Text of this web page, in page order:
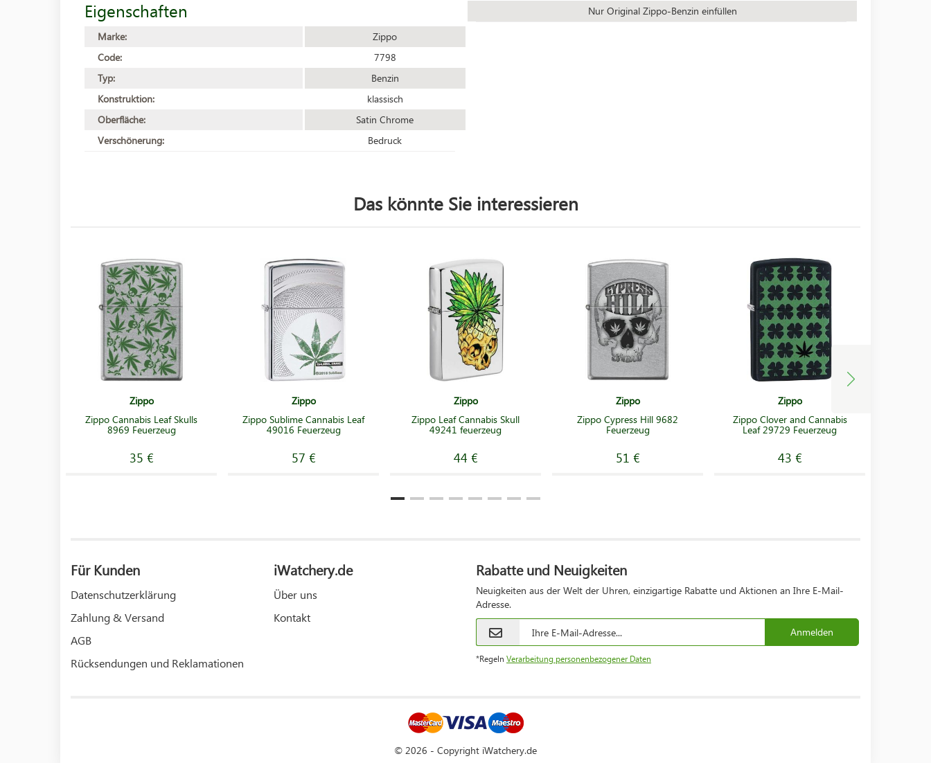
Eigenschaften
Marke:
Zippo
Code:
7798
Typ:
Benzin
Konstruktion:
klassisch
Oberfläche:
Satin Chrome
Verschönerung:
Bedruck
Nur Original Zippo-Benzin einfüllen
Das könnte Sie interessieren
Zippo
Zippo Cannabis Leaf Skulls
8969 Feuerzeug
35 €
Zippo
Zippo Sublime Cannabis Leaf
49016 Feuerzeug
57 €
Zippo
Zippo Leaf Cannabis Skull
49241 feuerzeug
44 €
Zippo
Zippo Cypress Hill 9682
Feuerzeug
51 €
Zippo
Zippo Clover and Cannabis
Leaf 29729 Feuerzeug
43 €
Für Kunden
Datenschutzerklärung
Zahlung & Versand
AGB
Rücksendungen und Reklamationen
iWatchery.de
Über uns
Kontakt
Rabatte und Neuigkeiten
Neuigkeiten aus der Welt der Uhren, einzigartige Rabatte und Aktionen an Ihre E-Mail-
Adresse.
Anmelden
*Regeln Verarbeitung personenbezogener Daten
© 2026 - Copyright iWatchery.de